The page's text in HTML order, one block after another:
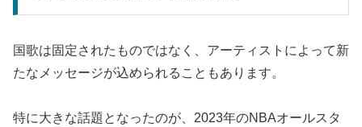
国歌は固定されたものではなく、アーティストによって新
たなメッセージが込められることもあります。
特に大きな話題となったのが、2023年のNBAオールスタ